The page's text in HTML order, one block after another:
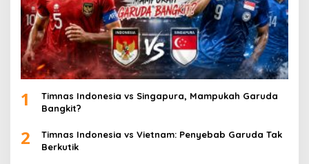
1
Timnas Indonesia vs Singapura, Mampukah Garuda
Bangkit?
2
Timnas Indonesia vs Vietnam: Penyebab Garuda Tak
Berkutik